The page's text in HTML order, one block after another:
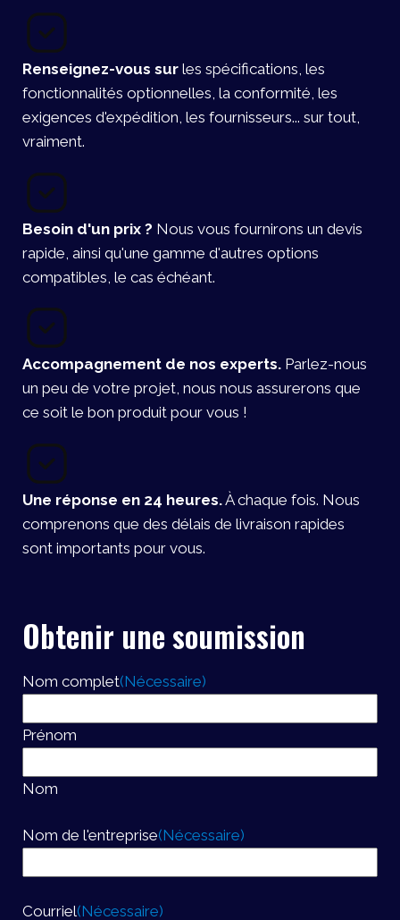
Renseignez-vous sur les spécifications, les
fonctionnalités optionnelles, la conformité, les
exigences d'expédition, les fournisseurs... sur tout,
vraiment.
Besoin d'un prix ? Nous vous fournirons un devis
rapide, ainsi qu'une gamme d'autres options
compatibles, le cas échéant.
Accompagnement de nos experts. Parlez-nous
un peu de votre projet, nous nous assurerons que
ce soit le bon produit pour vous !
Une réponse en 24 heures.À chaque fois. Nous
comprenons que des délais de livraison rapides
sont importants pour vous.
Obtenir une soumission
Nom complet(Nécessaire)
Prénom
Nom
Nom de l'entreprise(Nécessaire)
Courriel(Nécessaire)